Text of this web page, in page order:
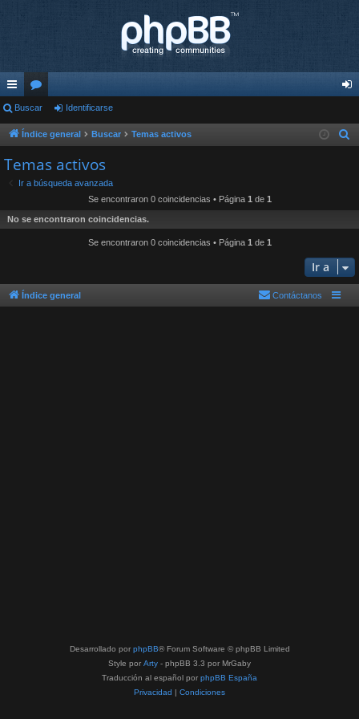
nl
ac
es
rá
do
or
os nti
Buscar Identificarse
Índice general Buscar Temas activos
Temas activos
Ir a búsqueda avanzada
Se encontraron 0 coincidencias • Página 1 de 1
No se encontraron coincidencias.
Se encontraron 0 coincidencias • Página 1 de 1
Ir a
Índice general Contáctanos
Desarrollado por phpBB® Forum Software © phpBB Limited
Style por Arty - phpBB 3.3 por MrGaby
Traducción al español por phpBB España
Privacidad | Condiciones